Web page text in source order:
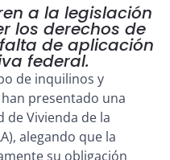
a la legislación
los derechos de
de aplicación
federal.
de inquilinos y
presentado una
Vivienda de la
alegando que la
su obligación